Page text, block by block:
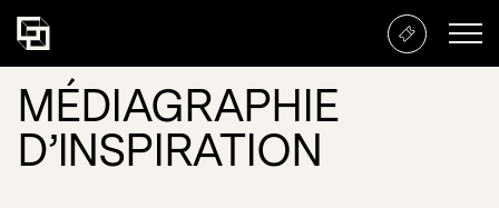
MÉDIAGRAPHIE
D’INSPIRATION